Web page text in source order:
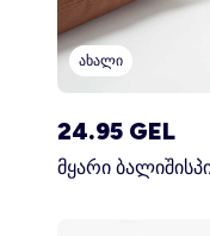
ახალი
24.95 GEL